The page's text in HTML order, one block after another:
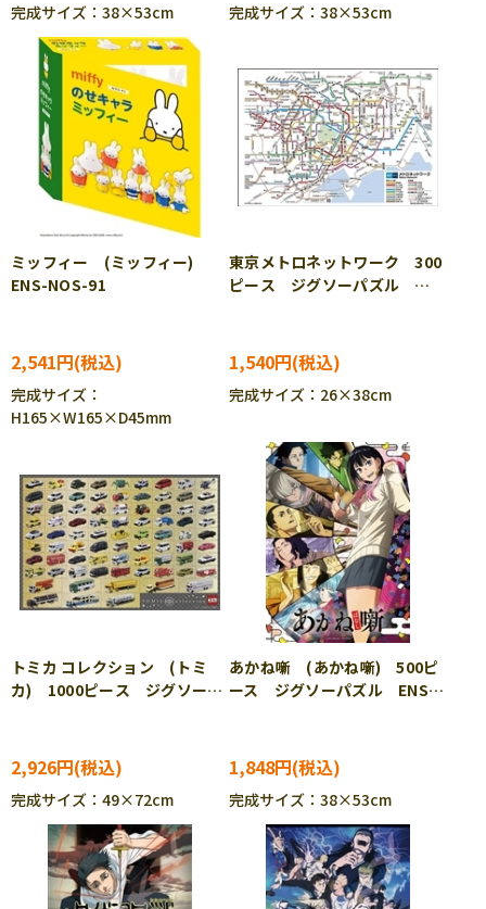
完成サイズ：38×53cm 完成サイズ：38×53cm
ミッフィー (ミッフィー)
ENS-NOS-91
2,541円
完成サイズ：
H165×W165×D45mm
東京メトロネットワーク 300
ピース ジグソーパズル
1,540円
完成サイズ：26×38cm
トミカ コレクション (トミ
カ) 1000ピース ジグソーパ
2,926円
完成サイズ：49×72cm
あかね噺 (あかね噺) 500ピ
ース ジグソーパズル ENS-
1,848円
完成サイズ：38×53cm